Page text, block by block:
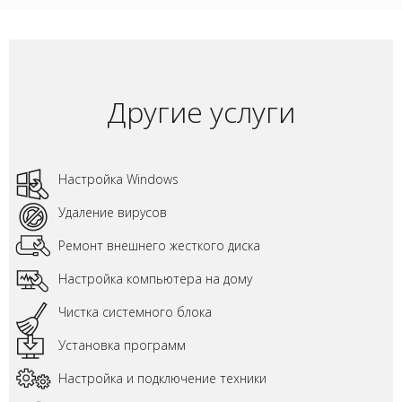
Другие услуги
Настройка Windows
Удаление вирусов
Ремонт внешнего жесткого диска
Настройка компьютера на дому
Чистка системного блока
Установка программ
Настройка и подключение техники